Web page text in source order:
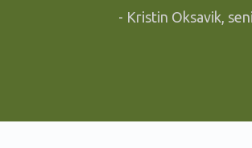
- Kristin Oksavik,